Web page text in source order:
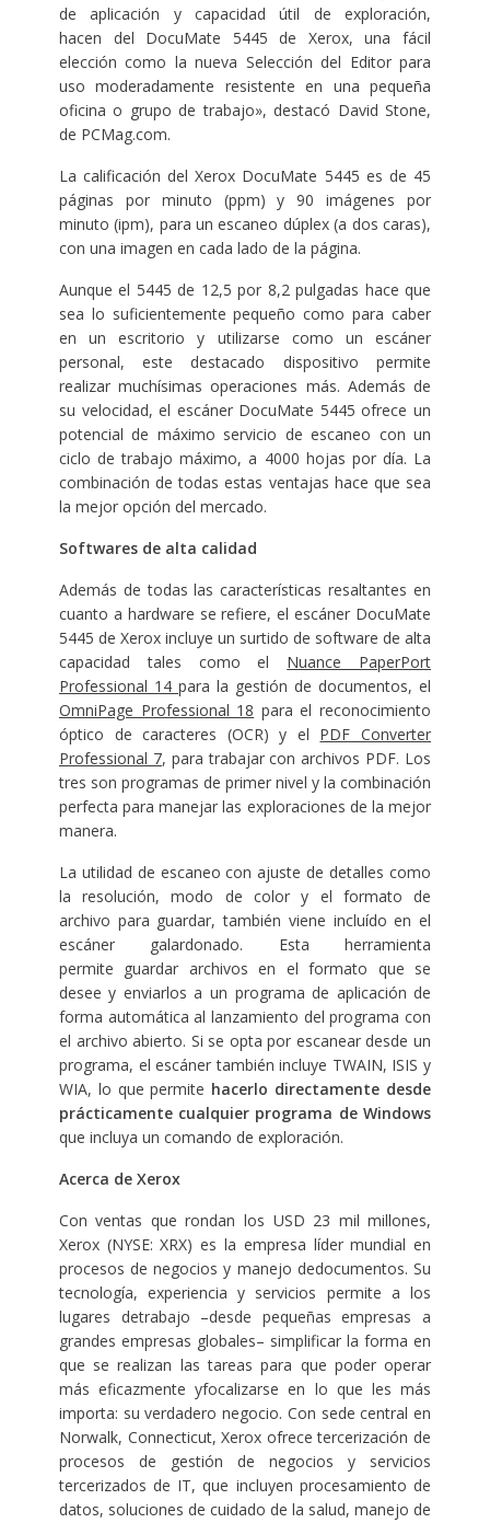
de aplicación y capacidad útil de exploración,
hacen del DocuMate 5445 de Xerox, una fácil
elección como la nueva Selección del Editor para
uso moderadamente resistente en una pequeña
oficina o grupo de trabajo», destacó David Stone,
de PCMag.com.
La calificación del Xerox DocuMate 5445 es de 45
páginas por minuto (ppm) y 90 imágenes por
minuto (ipm), para un escaneo dúplex (a dos caras),
con una imagen en cada lado de la página.
Aunque el 5445 de 12,5 por 8,2 pulgadas hace que
sea lo suficientemente pequeño como para caber
en un escritorio y utilizarse como un escáner
personal, este destacado dispositivo permite
realizar muchísimas operaciones más. Además de
su velocidad, el escáner DocuMate 5445 ofrece un
potencial de máximo servicio de escaneo con un
ciclo de trabajo máximo, a 4000 hojas por día. La
combinación de todas estas ventajas hace que sea
la mejor opción del mercado.
Softwares de alta calidad
Además de todas las características resaltantes en
cuanto a hardware se refiere, el escáner DocuMate
5445 de Xerox incluye un surtido de software de alta
capacidad tales como el Nuance PaperPort
Professional 14 para la gestión de documentos, el
OmniPage Professional 18 para el reconocimiento
óptico de caracteres (OCR) y el PDF Converter
Professional 7, para trabajar con archivos PDF. Los
tres son programas de primer nivel y la combinación
perfecta para manejar las exploraciones de la mejor
manera.
La utilidad de escaneo con ajuste de detalles como
la resolución, modo de color y el formato de
archivo para guardar, también viene incluído en el
escáner galardonado. Esta herramienta
permite guardar archivos en el formato que se
desee y enviarlos a un programa de aplicación de
forma automática al lanzamiento del programa con
el archivo abierto. Si se opta por escanear desde un
programa, el escáner también incluye TWAIN, ISIS y
WIA, lo que permite hacerlo directamente desde
prácticamente cualquier programa de Windows
que incluya un comando de exploración.
Acerca de Xerox
Con ventas que rondan los USD 23 mil millones,
Xerox (NYSE: XRX) es la empresa líder mundial en
procesos de negocios y manejo dedocumentos. Su
tecnología, experiencia y servicios permite a los
lugares detrabajo –desde pequeñas empresas a
grandes empresas globales– simplificar la forma en
que se realizan las tareas para que poder operar
más eficazmente yfocalizarse en lo que les más
importa: su verdadero negocio. Con sede central en
Norwalk, Connecticut, Xerox ofrece tercerización de
procesos de gestión de negocios y servicios
tercerizados de IT, que incluyen procesamiento de
datos, soluciones de cuidado de la salud, manejo de